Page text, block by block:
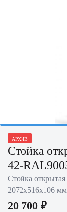
АРХИВ
Стойка
42-
Стойка
2072х516х106
20 700 ₽